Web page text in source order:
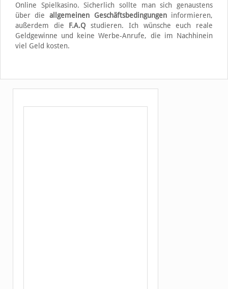
Online Spielkasino. Sicherlich sollte man sich genaustens
über die allgemeinen Geschäftsbedingungeninformieren,
außerdem die F.A.Q studieren. Ich wünsche euch reale
Geldgewinne und keine Werbe-Anrufe, die im Nachhinein
viel Geld kosten.